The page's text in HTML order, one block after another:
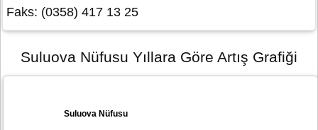
Faks: (0358) 417 13 25
Suluova Nüfusu Yıllara Göre Artış Grafiği
Suluova Nüfusu